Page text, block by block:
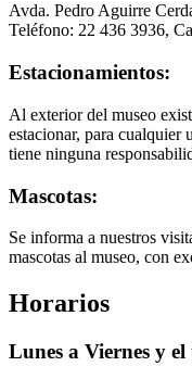
Avda. Pedro Aguirre
Teléfono: 22 436 3936,
Estacionamientos:
Al exterior del museo
estacionar, para cualquier
tiene ninguna
Mascotas:
Se informa a nuestros
mascotas al museo, con
Horarios
Lunes a Viernes y